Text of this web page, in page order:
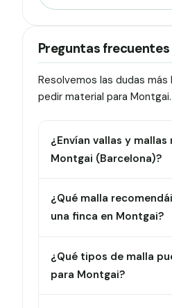
Preguntas frecuentes
Resolvemos las dudas
pedir material para Montgai.
¿Envían vallas y
Montgai (Barcelona)?
¿Qué malla
una finca en Montgai?
¿Qué tipos de malla
para Montgai?